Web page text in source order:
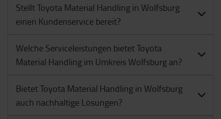
Stellt Toyota Material Handling in Wolfsburg
einen Kundenservice bereit?
Welche Serviceleistungen bietet Toyota
Material Handling im Umkreis Wolfsburg an?
Bietet Toyota Material Handling in Wolfsburg
auch nachhaltige Lösungen?